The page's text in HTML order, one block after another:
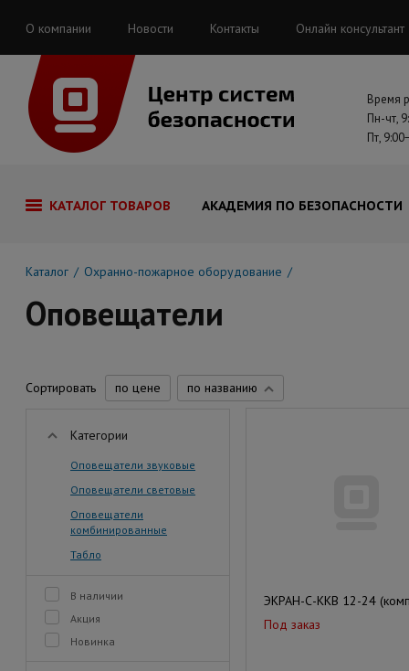
О компании Новости Контакты Онлайн консультант
Время
Пн-чт,
Пт,
КАТАЛОГ ТОВАРОВ АКАДЕМИЯ ПО БЕЗОПАСНОСТИ
Каталог Охранно-пожарное оборудование
Оповещатели
Сортировать по цене по названию
Категории
Оповещатели звуковые
Оповещатели световые
Оповещатели
комбинированные
Табло
В наличии
Акция
Новинка
ЭКРАН-С-ККВ 12-24
Под заказ